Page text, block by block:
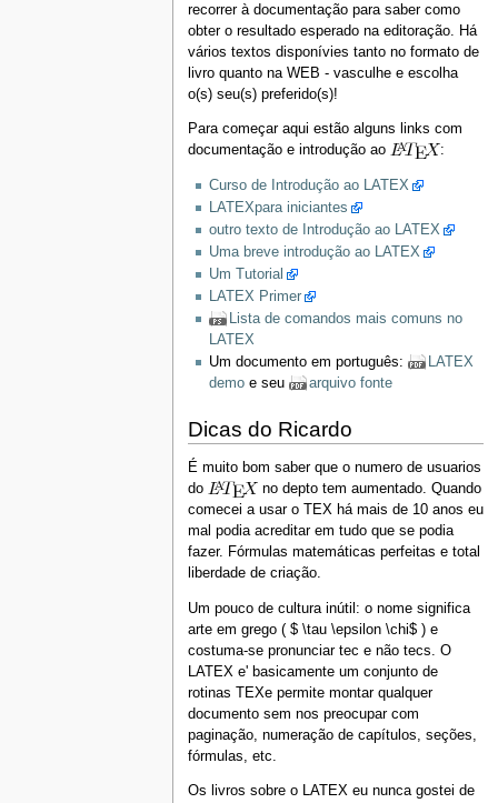
recorrer à documentação para saber como
obter o resultado esperado na editoração. Há
vários textos disponívies tanto no formato de
livro quanto na WEB - vasculhe e escolha
o(s) seu(s) preferido(s)!
Para começar aqui estão alguns links com
documentação e introdução ao
:
Curso de Introdução ao LATEX
LATEXpara iniciantes
outro texto de Introdução ao LATEX
Uma breve introdução ao LATEX
Um Tutorial
LATEX Primer
Lista de comandos mais comuns no
LATEX
Um documento em português:
LATEX
demoe seu arquivo fonte
Dicas do Ricardo
É muito bom saber que o numero de usuarios
do
no depto tem aumentado. Quando
comecei a usar o TEX há mais de 10 anos eu
mal podia acreditar em tudo que se podia
fazer. Fórmulas matemáticas perfeitas e total
liberdade de criação.
Um pouco de cultura inútil: o nome significa
arte em grego ( $ \tau \epsilon \chi$ ) e
costuma-se pronunciar tec e não tecs. O
LATEX e' basicamente um conjunto de
rotinas TEXe permite montar qualquer
documento sem nos preocupar com
paginação, numeração de capítulos, seções,
fórmulas, etc.
Os livros sobre o LATEX eu nunca gostei de